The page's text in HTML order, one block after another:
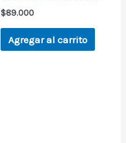
$89.000
Agregar al carrito